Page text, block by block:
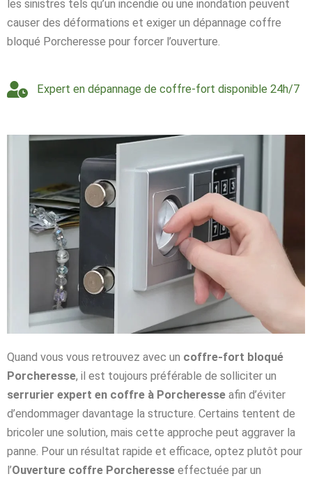
les sinistres tels qu’un incendie ou une inondation peuvent
causer des déformations et exiger un dépannage coffre
bloqué Porcheresse pour forcer l’ouverture.
Expert en dépannage de coffre-fort disponible 24h/7
Quand vous vous retrouvez avec un coffre-fort bloqué
Porcheresse, il est toujours préférable de solliciter un
serrurier expert en coffre à Porcheresse afin d’éviter
d’endommager davantage la structure. Certains tentent de
bricoler une solution, mais cette approche peut aggraver la
panne. Pour un résultat rapide et efficace, optez plutôt pour
l’Ouverture coffre Porcheresse effectuée par un